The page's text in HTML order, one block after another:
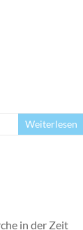
Weiterlesen
in der Zeit